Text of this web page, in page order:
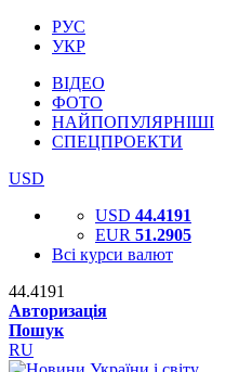
РУС
УКР
ВІДЕО
ФОТО
НАЙПОПУЛЯРНІШІ
СПЕЦПРОЕКТИ
USD
USD 44.4191
EUR 51.2905
Всі курси валют
44.4191
Авторизація
Пошук
RU